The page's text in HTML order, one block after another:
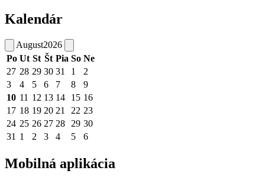
Kalendár
August2026
Po Ut St Št Pia So Ne
27 28 29 30 31 1
2
3
4 5 6 7 8
9
10 11 12 13 14 15 16
17 18 19 20 21 22 23
24 25 26 27 28 29 30
31 1 2 3 4 5 6
Mobilná aplikácia